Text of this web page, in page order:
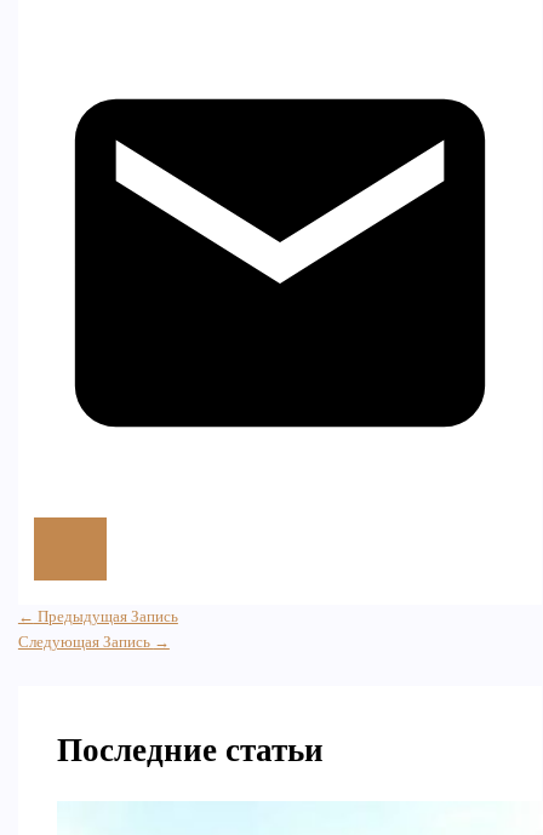
← Предыдущая Запись
Следующая Запись →
Последние статьи